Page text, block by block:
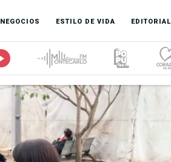
NEGOCIOS ESTILO DE VIDA EDITORIAL